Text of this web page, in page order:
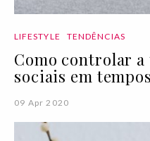
LIFESTYLE TENDÊNCIAS
Como controlar
sociais em
09 Apr 2020